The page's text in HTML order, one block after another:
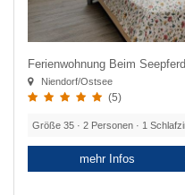
Ferienwohnung Beim
Niendorf/Ostsee
(5)
Größe 35 · 2 Personen · 1
mehr Infos